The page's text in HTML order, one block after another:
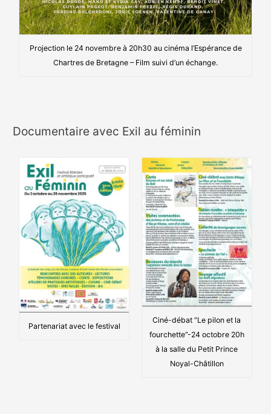
Projection le 24 novembre à 20h30 au cinéma l’Espérance de
Chartres de Bretagne – Film suivi d’un échange.
Documentaire avec Exil au féminin
Partenariat avec le festival
Ciné-débat “Le pilon et la
fourchette”-24 octobre 20h
à la salle du Petit Prince
Noyal-Châtillon